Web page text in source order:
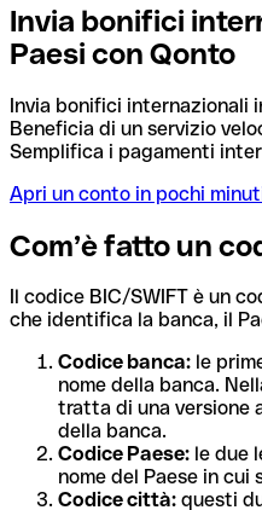
Invia bonifici
Paesi con Qonto
Invia bonifici internazionali
Beneficia di un servizio
Semplifica i pagamenti
Apri un conto in pochi
Com’è fatto un
Il codice BIC/SWIFT è un
che identifica la banca, il
Codice banca: le
nome della banca.
tratta di una versione
della banca.
Codice Paese: le due
nome del Paese in cui
Codice città: questi